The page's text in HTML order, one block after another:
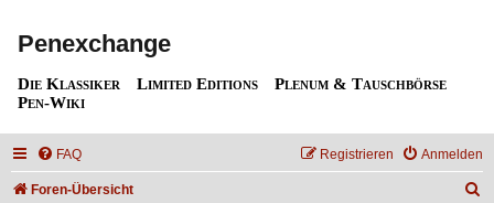
Penexchange
Die Klassiker Limited Editions
Plenum & Tauschbörse
Pen-Wiki
FAQ Anmelden
Registrieren
Foren-Übersicht